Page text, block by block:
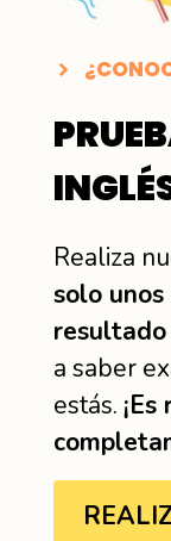
Realiza
solo
a saber
estás.